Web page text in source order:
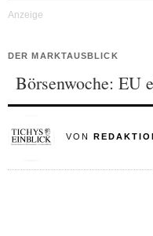
DER MARKTAUSBLICK
Börsenwoche: EU
VON